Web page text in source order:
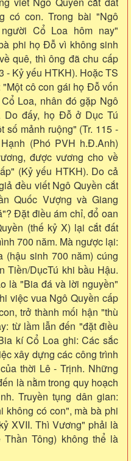
có con. Trong bài "Ngô
Cổ Loa hôm nay"
phi họ Đỗ vì không sinh
quê, thì ông đã chu cấp
- Kỷ yếu HTKH). Hoặc TS
cô con gái họ Đỗ vốn
Loa, nhân đó gặp Ngô
Do đấy, họ Đỗ ở Dục Tú
số mảnh ruộng" (Tr. 115 -
(Phó PVH h.Đ.Anh)
được vương cho về
(Kỷ yếu HTKH). Do cả
đều viết Ngô Quyền cắt
Quốc Vượng và Giang
Đặt điều ám chỉ, đổ oan
(thế kỷ X) lại cắt đất
700 năm. Mà ngược lại:
sinh 700 năm) cúng
Tiền/DụcTú khi bầu Hậu.
là "Bia đá và lời nguyền"
việc vua Ngô Quyền cấp
trở thành mối hận "thù
từ lầm lẫn đến "đặt điều
kí Cổ Loa ghi: Các sắc
xây dựng các công trình
thời Lê - Trịnh. Những
là nằm trong quy hoạch
Truyền tụng dân gian:
không có con", mà bà phi
XVII. Thì Vương" phải là
Tông) không thể là